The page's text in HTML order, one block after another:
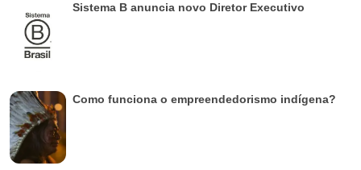
Sistema B anuncia novo Diretor Executivo
Como funciona o empreendedorismo indígena?